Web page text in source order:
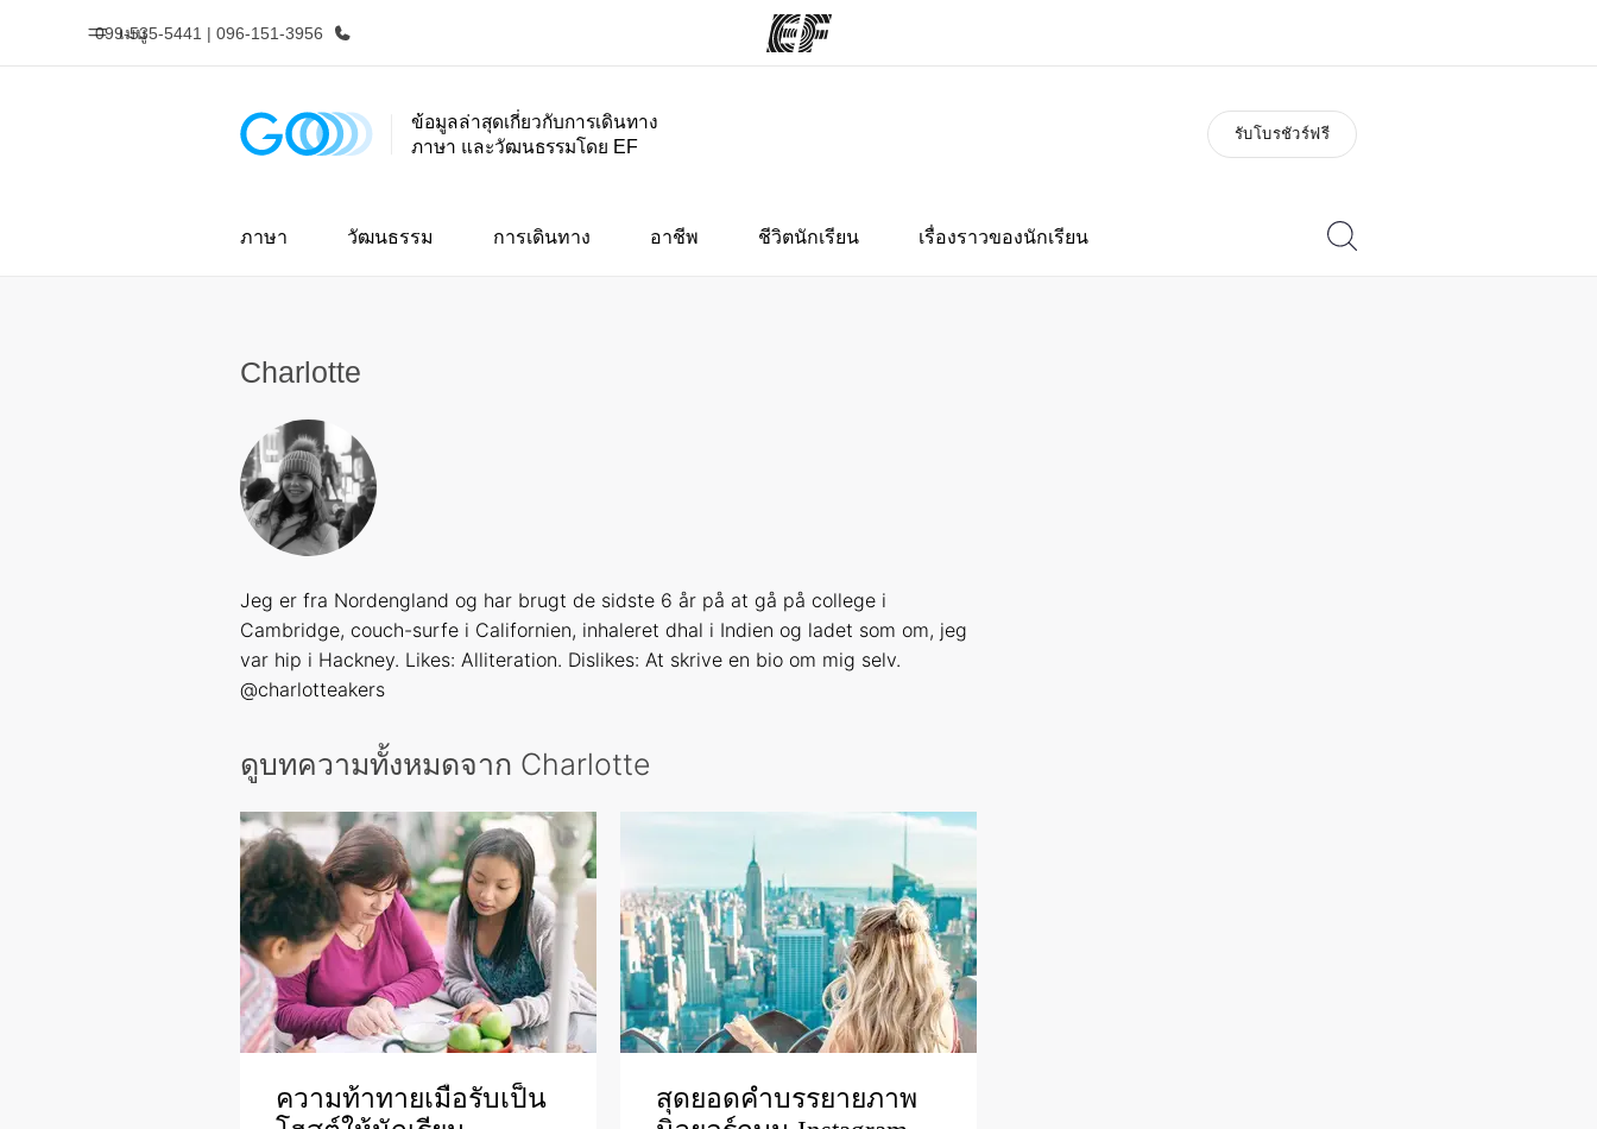
เมนู
099-535-5441 | 096-151-3956
หน้าหลัก โปรแกรม อาชีพ
ข้อมูลล่าสุดเกี่ยวกับการเดินทาง
ภาษา และวัฒนธรรมโดย EF
รับโบรชัวร์ฟรี
ภาษา วัฒนธรรม การเดินทาง อาชีพ ชีวิตนักเรียน เรื่องราวของนักเรียน
Charlotte
Jeg er fra Nordengland og har brugt de sidste 6 år på at gå på college i
Cambridge, couch-surfe i Californien, inhaleret dhal i Indien og ladet som om, jeg
var hip i Hackney. Likes: Alliteration. Dislikes: At skrive en bio om mig selv.
@charlotteakers
ดูบทความทั้งหมดจาก Charlotte
ความท้าทายเมื่อรับเป็น
สุดยอดคำบรรยายภาพ